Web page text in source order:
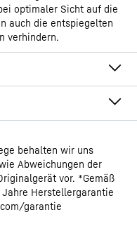
optimaler Sicht auf die
auch die entspiegelten
verhindern.
Freezer-Top
behalten wir uns
Abweichungen der
vor. *Gemäß
Herstellergarantie
garantie